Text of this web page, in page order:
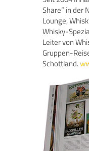
Share“ in der
Lounge,
Whisky-
Leiter von
Gruppen-
Schottland.